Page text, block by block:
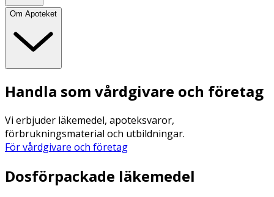
Om Apoteket
Handla som vårdgivare och företag
Vi erbjuder läkemedel, apoteksvaror,
förbrukningsmaterial och utbildningar.
För vårdgivare och företag
Dosförpackade läkemedel